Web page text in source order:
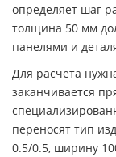
определяет шаг
толщина 50 мм
панелями и
Для расчёта
заканчивается
переносят тип
0.5/0.5, ширину